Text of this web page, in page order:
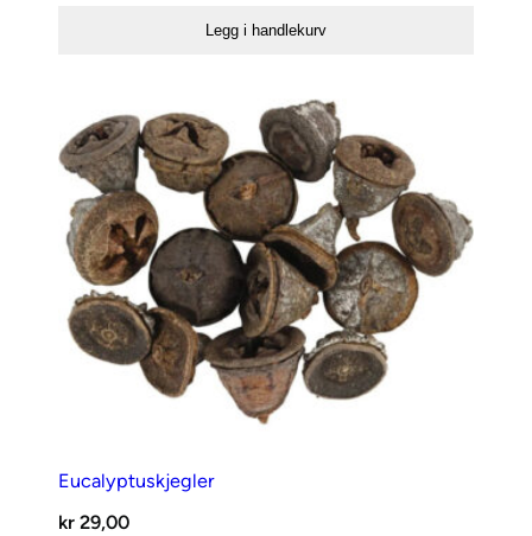
Legg i handlekurv
Eucalyptuskjegler
kr 29,00